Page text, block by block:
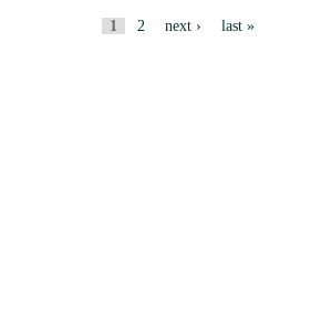
1 2 next › last »